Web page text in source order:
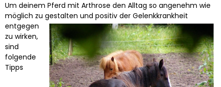
Um deinem Pferd mit Arthrose den Alltag so angenehm wie
möglich zu gestalten und positiv der Gelenkkrankheit
entgegen
zu wirken,
sind
folgende
Tipps